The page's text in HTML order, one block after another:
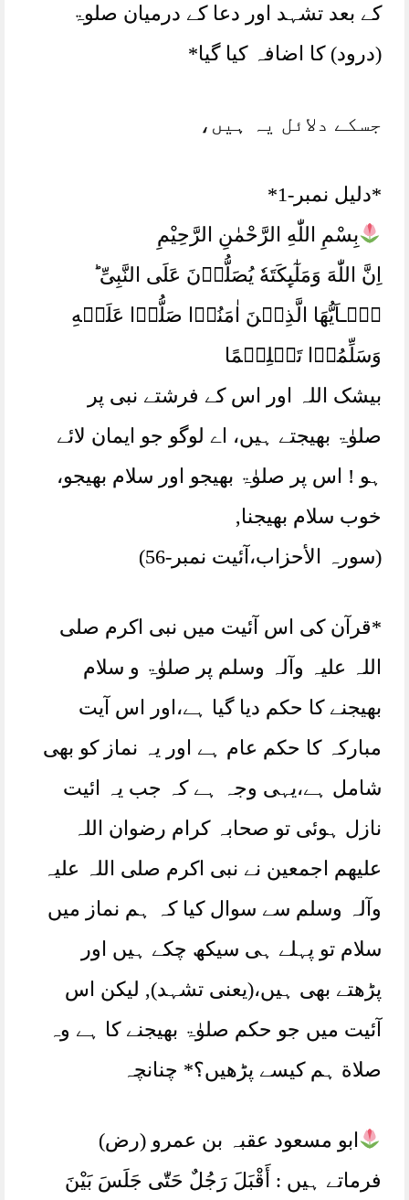
کے بعد تشہد اور دعا کے درمیان صلوۃ
(درود) کا اضافہ کیا گیا*
جسکے دلائل یہ ہیں،
*دلیل نمبر-1*
بِسْمِ اللّٰهِ الرَّحْمٰنِ الرَّحِيْمِ
اِنَّ اللّٰهَ وَمَلٰٓٮِٕكَتَهٗ يُصَلُّوۡنَ عَلَى النَّبِىِّ ؕ
يٰۤـاَيُّهَا الَّذِيۡنَ اٰمَنُوۡا صَلُّوۡا عَلَيۡهِ
وَسَلِّمُوۡا تَسۡلِيۡمًا‏
بیشک اللہ اور اس کے فرشتے نبی پر
صلوٰۃ بھیجتے ہیں، اے لوگو جو ایمان لائے
ہو ! اس پر صلوٰۃ بھیجو اور سلام بھیجو،
خوب سلام بھیجنا,
(سورہ الأحزاب،آئیت نمبر-56)
*قرآن کی اس آئیت میں نبی اکرم صلی
اللہ علیہ وآلہ وسلم پر صلوٰۃ و سلام
بھیجنے کا حکم دیا گیا ہے،اور اس آیت
مبارکہ کا حکم عام ہے اور یہ نماز کو بھی
شامل ہے،یہی وجہ ہے کہ جب یہ ائیت
نازل ہوئی تو صحابہ کرام رضوان اللہ
علیھم اجمعین نے نبی اکرم صلی اللہ علیہ
وآلہ وسلم سے سوال کیا کہ ہم نماز میں
سلام تو پہلے ہی سیکھ چکے ہیں اور
پڑھتے بھی ہیں،(یعنی تشہد), لیکن اس
آئیت میں جو حکم صلوٰۃ بھیجنے کا ہے وہ
صلاة ہم کیسے پڑھیں؟* چنانچہ
ابو مسعود عقبہ بن عمرو (رض)
فرماتے ہیں : أَقْبَلَ رَجُلٌ حَتّٰی جَلَسَ بَیْنَ